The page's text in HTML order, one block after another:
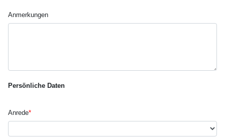
Anmerkungen
Persönliche Daten
Anrede*